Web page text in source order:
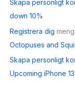
Skapa personligt
down 10%
Registrera dig
Octopuses and
Skapa personligt
Upcoming iPhone